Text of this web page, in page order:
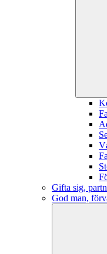
Gifta sig,
God man,